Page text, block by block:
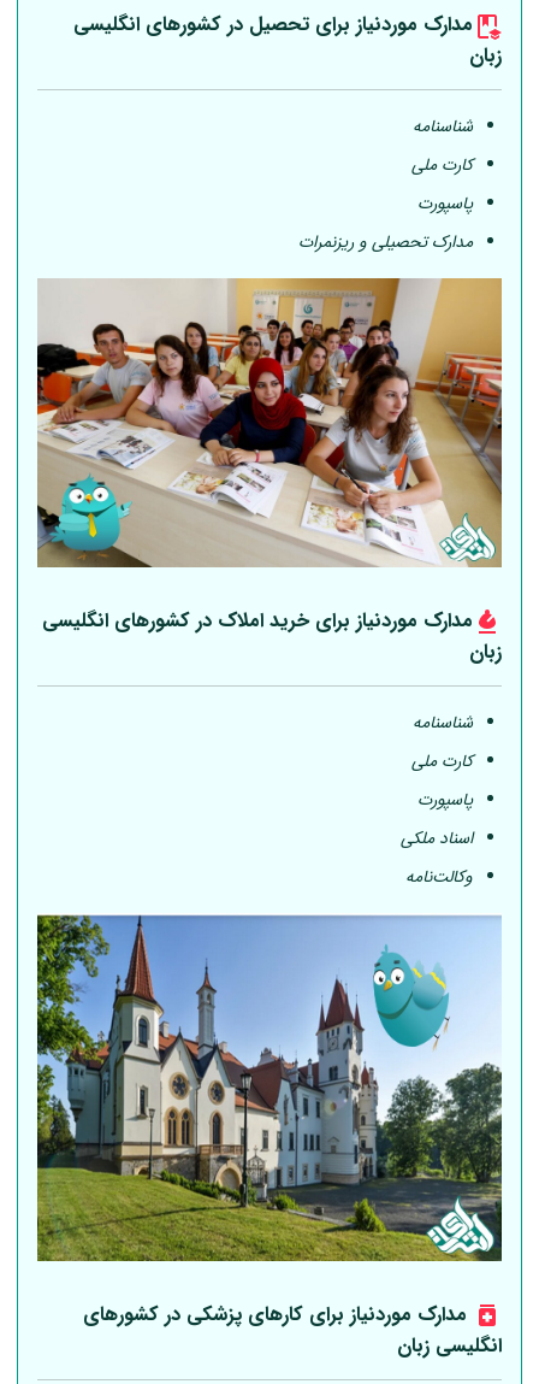
مدارک موردنیاز برای تحصیل در کشورهای انگلیسی
زبان
شناسنامه
کارت ملی
پاسپورت
مدارک تحصیلی و ریزنمرات
مدارک موردنیاز برای خرید املاک در کشورهای انگلیسی
زبان
شناسنامه
کارت ملی
پاسپورت
اسناد ملکی
وکالت‌نامه
مدارک موردنیاز برای کارهای پزشکی در کشورهای
انگلیسی زبان